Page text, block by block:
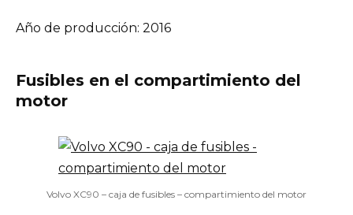
Año de producción: 2016
Fusibles en el compartimiento del
motor
Volvo XC90 – caja de fusibles – compartimiento del motor